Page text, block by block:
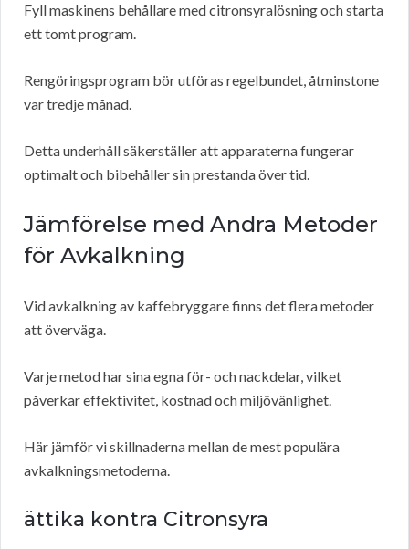
Fyll maskinens behållare med citronsyralösning och starta
ett tomt program.
Rengöringsprogram bör utföras regelbundet, åtminstone
var tredje månad.
Detta underhåll säkerställer att apparaterna fungerar
optimalt och bibehåller sin prestanda över tid.
Jämförelse med Andra Metoder
för Avkalkning
Vid avkalkning av kaffebryggare finns det flera metoder
att överväga.
Varje metod har sina egna för- och nackdelar, vilket
påverkar effektivitet, kostnad och miljövänlighet.
Här jämför vi skillnaderna mellan de mest populära
avkalkningsmetoderna.
ättika kontra Citronsyra